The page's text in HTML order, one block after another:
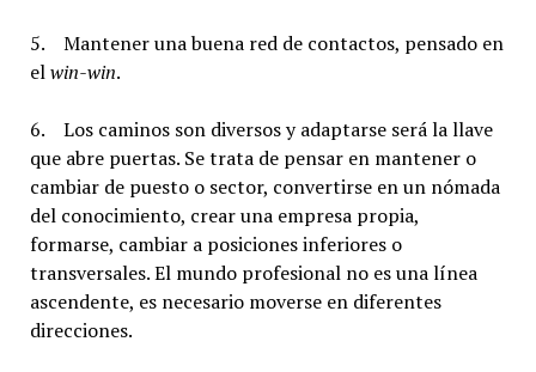
5. Mantener una buena red de contactos, pensado en
elwin-win.
6. Los caminos son diversos y adaptarse será la llave
que abre puertas. Se trata de pensar en mantener o
cambiar de puesto o sector, convertirse en un nómada
del conocimiento, crear una empresa propia,
formarse, cambiar a posiciones inferiores o
transversales. El mundo profesional no es una línea
ascendente, es necesario moverse en diferentes
direcciones.